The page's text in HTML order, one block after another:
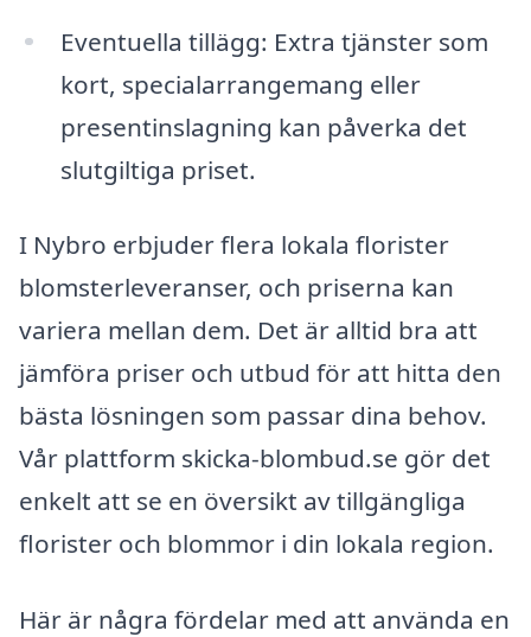
Eventuella tillägg: Extra tjänster som
kort, specialarrangemang eller
presentinslagning kan påverka det
slutgiltiga priset.
I Nybro erbjuder flera lokala florister
blomsterleveranser, och priserna kan
variera mellan dem. Det är alltid bra att
jämföra priser och utbud för att hitta den
bästa lösningen som passar dina behov.
Vår plattform skicka-blombud.se gör det
enkelt att se en översikt av tillgängliga
florister och blommor i din lokala region.
Här är några fördelar med att använda en